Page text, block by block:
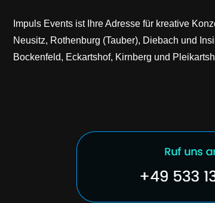
Impuls Events ist Ihre Adresse für kreative
Neusitz, Rothenburg (Tauber), Diebach und
Bockenfeld, Eckartshof, Kirnberg und